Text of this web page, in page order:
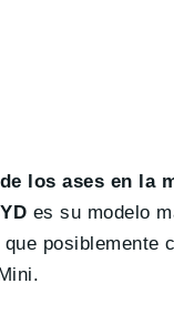
los ases en la
es su modelo
que posiblemente